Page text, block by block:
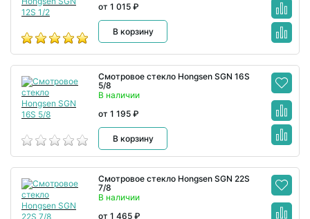
от 1 015 ₽
В корзину
Смотровое стекло Hongsen SGN 16S
5/8
В наличии
от 1 195 ₽
В корзину
Смотровое стекло Hongsen SGN 22S
7/8
В наличии
от 1 465 ₽